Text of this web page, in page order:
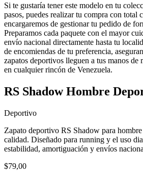
Si te gustaría tener este modelo en tu
pasos, puedes realizar tu compra con total
encargaremos de gestionar tu pedido de
Preparamos cada paquete con el mayor
envío nacional directamente hasta tu
de encomiendas de tu preferencia,
zapatos deportivos lleguen a tus manos de
en cualquier rincón de Venezuela.
RS Shadow Hombre
Deportivo
Zapato deportivo RS Shadow para
calidad. Diseñado para running y el uso
estabilidad, amortiguación y envíos
$79,00